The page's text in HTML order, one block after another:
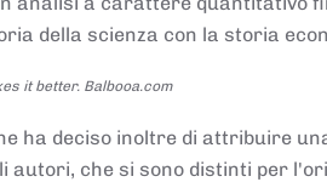
della scienza con la storia
it better. Balbooa.com
ha deciso inoltre di attribuire
autori, che si sono distinti per